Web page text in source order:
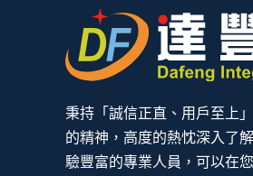
秉持「誠信正直、用戶至上
的精神，高度的熱忱深入了
驗豐富的專業人員，可以在